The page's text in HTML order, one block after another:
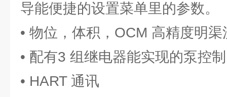
导能便捷的设置菜单里的参数。
• 物位，体积，OCM 高精度明渠
• 配有3 组继电器能实现的泵控
• HART 通讯